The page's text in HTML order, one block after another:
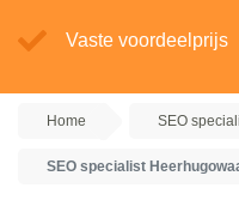
Vaste voordeelprijs
Home SEO
SEO specialist